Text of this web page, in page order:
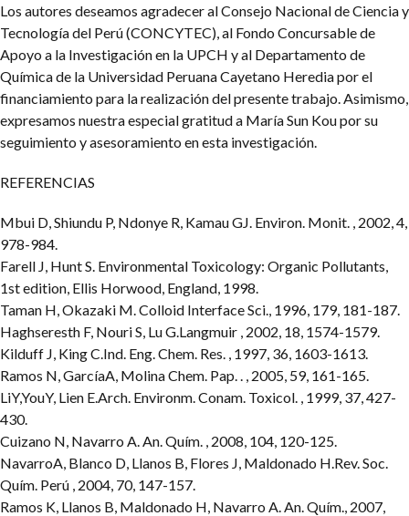
Los autores deseamos agradecer al Consejo Nacional de Ciencia y
Tecnología del Perú (CONCYTEC), al Fondo Concursable de
Apoyo a la Investigación en la UPCH y al Departamento de
Química de la Universidad Peruana Cayetano Heredia por el
financiamiento para la realización del presente trabajo. Asimismo,
expresamos nuestra especial gratitud a María Sun Kou por su
seguimiento y asesoramiento en esta investigación.
REFERENCIAS
Mbui D, Shiundu P, Ndonye R, Kamau GJ. Environ. Monit. , 2002, 4,
978-984.
Farell J, Hunt S. Environmental Toxicology: Organic Pollutants,
1st edition, Ellis Horwood, England, 1998.
Taman H, Okazaki M. Colloid Interface Sci., 1996, 179, 181-187.
Haghseresth F, Nouri S, Lu G.Langmuir , 2002, 18, 1574-1579.
Kilduff J, King C.Ind. Eng. Chem. Res. , 1997, 36, 1603-1613.
Ramos N, GarcíaA, Molina Chem. Pap. . , 2005, 59, 161-165.
LiY,YouY, Lien E.Arch. Environm. Conam. Toxicol. , 1999, 37, 427-
430.
Cuizano N, Navarro A. An. Quím. , 2008, 104, 120-125.
NavarroA, Blanco D, Llanos B, Flores J, Maldonado H.Rev. Soc.
Quím. Perú , 2004, 70, 147-157.
Ramos K, Llanos B, Maldonado H, Navarro A. An. Quím., 2007,